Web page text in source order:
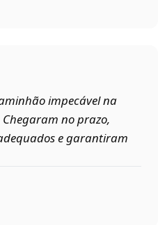
impecável na
no prazo,
e garantiram